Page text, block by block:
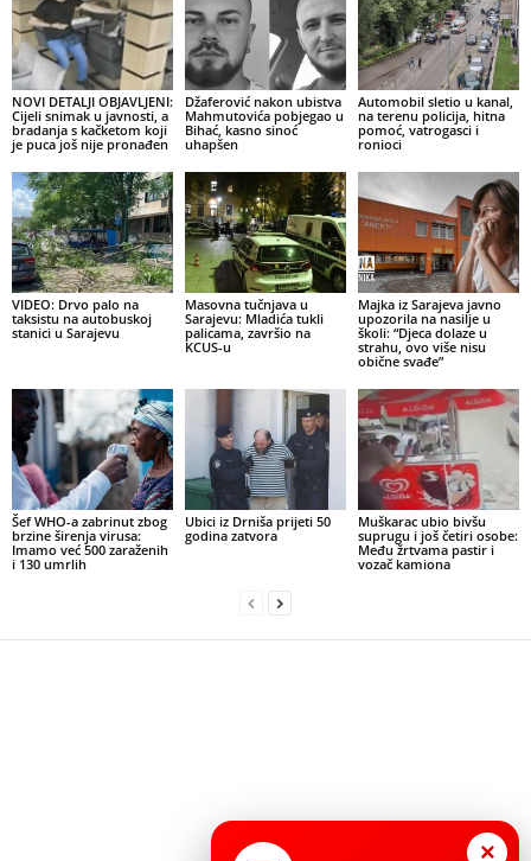
NOVI DETALJI OBJAVLJENI:
Cijeli snimak u javnosti, a
bradanja s kačketom koji
je puca još nije pronađen
Džaferović nakon ubistva
Mahmutovića pobjegao u
Bihać, kasno sinoć
uhapšen
Automobil sletio u kanal,
na terenu policija, hitna
pomoć, vatrogasci i
ronioci
VIDEO: Drvo palo na
taksistu na autobuskoj
stanici u Sarajevu
Masovna tučnjava u
Sarajevu: Mladića tukli
palicama, završio na
KCUS-u
Majka iz Sarajeva javno
upozorila na nasilje u
školi: “Djeca dolaze u
strahu, ovo više nisu
obične svađe”
Šef WHO-a zabrinut zbog
brzine širenja virusa:
Imamo već 500 zaraženih
i 130 umrlih
Ubici iz Drniša prijeti 50
godina zatvora
Muškarac ubio bivšu
suprugu i još četiri osobe:
Među žrtvama pastir i
vozač kamiona
×